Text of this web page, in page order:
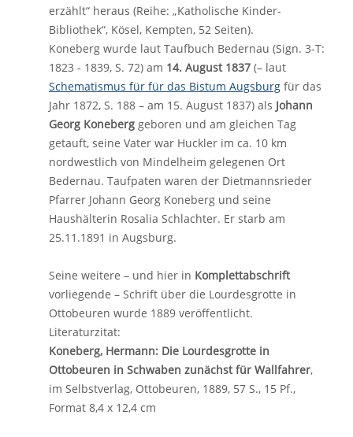
erzählt“ heraus (Reihe: „Katholische Kinder-
Bibliothek“, Kösel, Kempten, 52 Seiten).
Koneberg wurde laut Taufbuch Bedernau (Sign. 3-T:
1823 - 1839, S. 72) am 14. August 1837 (– laut
Schematismus für für das Bistum Augsburg für das
Jahr 1872, S. 188 – am 15. August 1837) als Johann
Georg Koneberg geboren und am gleichen Tag
getauft, seine Vater war Huckler im ca. 10 km
nordwestlich von Mindelheim gelegenen Ort
Bedernau. Taufpaten waren der Dietmannsrieder
Pfarrer Johann Georg Koneberg und seine
Haushälterin Rosalia Schlachter. Er starb am
25.11.1891 in Augsburg.
Seine weitere – und hier in Komplettabschrift
vorliegende – Schrift über die Lourdesgrotte in
Ottobeuren wurde 1889 veröffentlicht.
Literaturzitat:
Koneberg, Hermann: Die Lourdesgrotte in
Ottobeuren in Schwaben zunächst für Wallfahrer,
im Selbstverlag, Ottobeuren, 1889, 57 S., 15 Pf.,
Format 8,4 x 12,4 cm